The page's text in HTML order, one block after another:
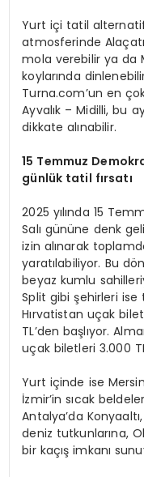
Yurt içi tatil
atmosferinde
mola verebilir ya da
koylarında
Turna.com’un en
Ayvalık – Midilli, bu
dikkate alınabilir.
15 Temmuz
günlük tatil fırsatı
2025 yılında 15
Salı gününe denk
izin alınarak
yaratılabiliyor. Bu
beyaz kumlu
Split gibi şehirleri ise
Hırvatistan uçak
TL’den başlıyor.
uçak biletleri 3.000
Yurt içinde ise
İzmir’in sıcak
Antalya’da
deniz tutkunlarına,
bir kaçış imkanı